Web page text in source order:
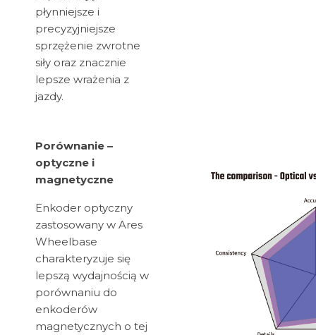
płynniejsze i
precyzyjniejsze
sprzężenie zwrotne
siły oraz znacznie
lepsze wrażenia z
jazdy.
Porównanie –
optyczne i
magnetyczne
Enkoder optyczny
zastosowany w Ares
Wheelbase
charakteryzuje się
lepszą wydajnością w
porównaniu do
enkoderów
magnetycznych o tej